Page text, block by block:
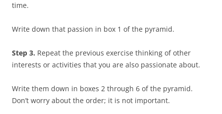
time.
Write down that passion in box 1 of the pyramid.
Step 3. Repeat the previous exercise thinking of other
interests or activities that you are also passionate about.
Write them down in boxes 2 through 6 of the pyramid.
Don’t worry about the order; it is not important.